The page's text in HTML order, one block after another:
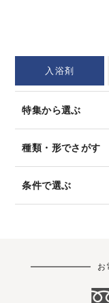
入浴剤
特集から選ぶ
種類・形でさがす
条件で選ぶ
お